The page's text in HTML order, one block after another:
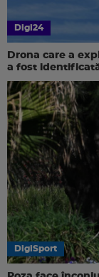
Digi24
Drona care a
a fost
DigiSport